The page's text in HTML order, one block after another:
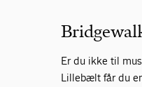
Er du ikke til
Lillebælt får du